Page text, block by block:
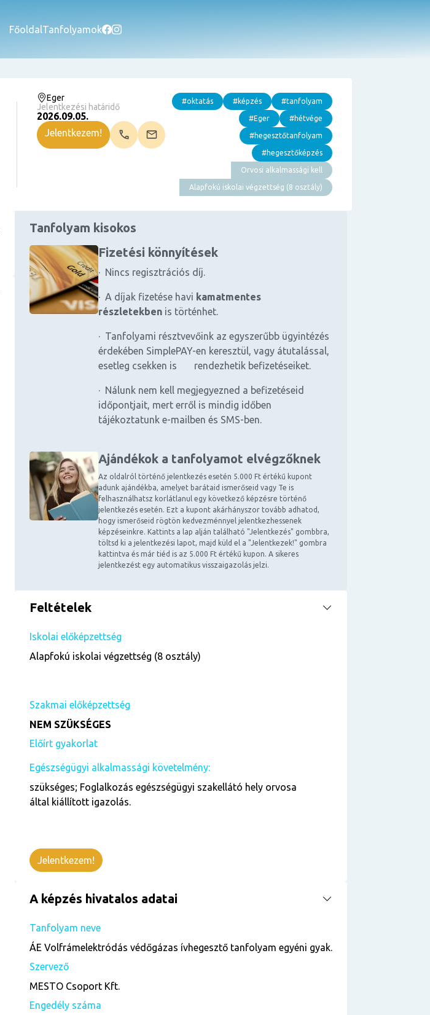
Főoldal Tanfolyamok
Eger
Jelentkezési határidő
2026.09.05.
Jelentkezem!
#oktatás #képzés #tanfolyam
#Eger #hétvége
#hegesztőtanfolyam
#hegesztőképzés
Orvosi alkalmassági kell
Alapfokú iskolai végzettség (8 osztály)
Tanfolyam kisokos
Fizetési könnyítések
· Nincs regisztrációs díj.
· A díjak fizetése havi kamatmentes
részletekben is történhet.
· Tanfolyami résztvevőink az egyszerűbb ügyintézés
érdekében SimplePAY-en keresztül, vagy átutalással,
esetleg csekken is rendezhetik befizetéseiket.
· Nálunk nem kell megjegyezned a befizetéseid
időpontjait, mert erről is mindig időben
tájékoztatunk e-mailben és SMS-ben.
Ajándékok a tanfolyamot elvégzőknek
Az oldalról történő jelentkezés esetén 5.000 Ft értékű kupont
adunk ajándékba, amelyet barátaid ismerőseid vagy Te is
felhasználhatsz korlátlanul egy következő képzésre történő
jelentkezés esetén. Ezt a kupont akárhányszor tovább adhatod,
hogy ismerőseid rögtön kedvezménnyel jelentkezhessenek
képzéseinkre. Kattints a lap alján található "Jelentkezés" gombbra,
töltsd ki a jelentkezési lapot, majd küld el a "Jelentkezek!" gombra
kattintva és már tiéd is az 5.000 Ft értékű kupon. A sikeres
jelentkezést egy automatikus visszaigazolás jelzi.
Feltételek
Iskolai előképzettség
Alapfokú iskolai végzettség (8 osztály)
Szakmai előképzettség
NEM SZÜKSÉGES
Előírt gyakorlat
Egészségügyi alkalmassági követelmény:
szükséges; Foglalkozás egészségügyi szakellátó hely orvosa
által kiállított igazolás.
Jelentkezem!
A képzés hivatalos adatai
Tanfolyam neve
ÁE Volfrámelektródás védőgázas ívhegesztő tanfolyam egyéni gyak.
Szervező
MESTO Csoport Kft.
Engedély száma